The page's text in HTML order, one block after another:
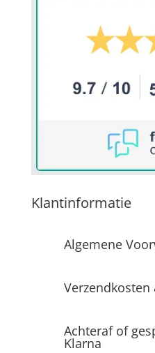
Klantinformatie
Algemene
Achteraf of
Klarna